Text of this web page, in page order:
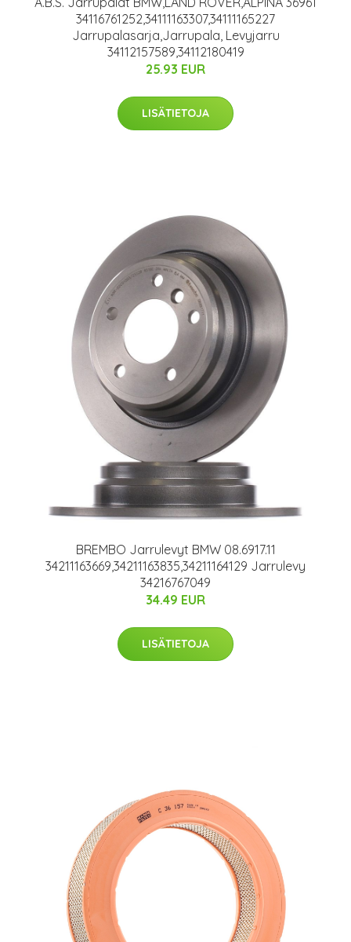
34116761252,34111163307,34111165227
Jarrupalasarja,Jarrupala, Levyjarru
34112157589,34112180419
25.93 EUR
LISÄTIETOJA
BREMBO Jarrulevyt BMW 08.6917.11
34211163669,34211163835,34211164129 Jarrulevy
34216767049
34.49 EUR
LISÄTIETOJA